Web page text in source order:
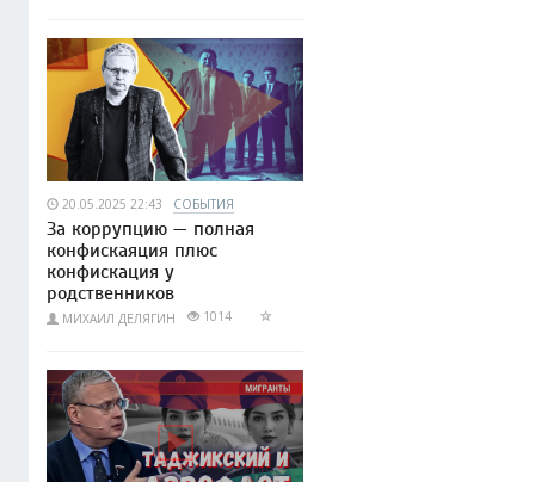
20.05.2025 22:43 СОБЫТИЯ
За коррупцию — полная
конфискаяция плюс
конфискация у
родственников
МИХАИЛ ДЕЛЯГИН 1014